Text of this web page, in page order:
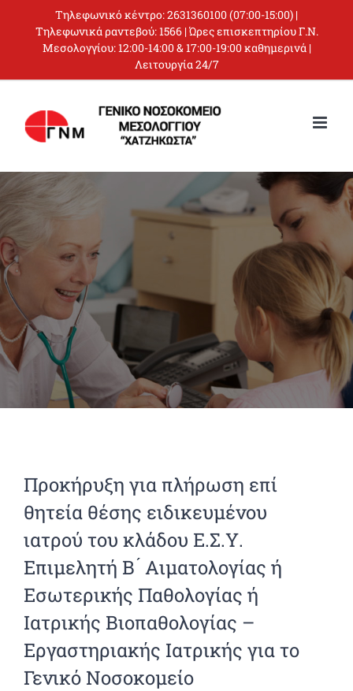
content
Τηλεφωνικό κέντρο:2631360100(07:00-15:00) |
Τηλεφωνικά ραντεβού:1566| Ώρες επισκεπτηρίου Γ.Ν.
Μεσολογγίου: 12:00-14:00 & 17:00-19:00 καθημερινά |
Λειτουργία 24/7
Προκήρυξη για πλήρωση επί
θητεία θέσης ειδικευμένου
ιατρού του κλάδου Ε.Σ.Υ.
Επιμελητή Β ́ Αιματολογίας ή
Εσωτερικής Παθολογίας ή
Ιατρικής Βιοπαθολογίας –
Εργαστηριακής Ιατρικής για το
Γενικό Νοσοκομείο